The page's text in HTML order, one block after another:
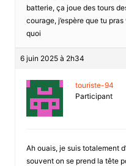
batterie, ça joue des tours
courage, j’espère que tu
quoi
6 juin 2025 à 2h34
touriste-94
Participant
Ah ouais, je suis totalement
souvent on se prend la tête